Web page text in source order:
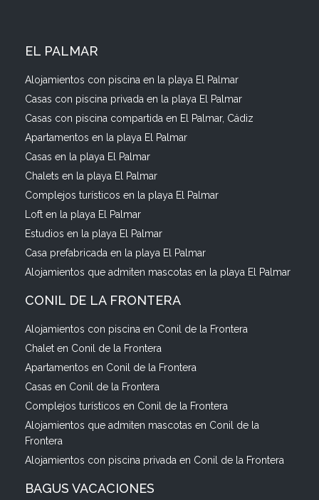
EL PALMAR
Alojamientos con piscina en la playa El Palmar
Casas con piscina privada en la playa El Palmar
Casas con piscina compartida en El Palmar, Cádiz
Apartamentos en la playa El Palmar
Casas en la playa El Palmar
Chalets en la playa El Palmar
Complejos turísticos en la playa El Palmar
Loft en la playa El Palmar
Estudios en la playa El Palmar
Casa prefabricada en la playa El Palmar
Alojamientos que admiten mascotas en la playa El Palmar
CONIL DE LA FRONTERA
Alojamientos con piscina en Conil de la Frontera
Chalet en Conil de la Frontera
Apartamentos en Conil de la Frontera
Casas en Conil de la Frontera
Complejos turísticos en Conil de la Frontera
Alojamientos que admiten mascotas en Conil de la
Frontera
Alojamientos con piscina privada en Conil de la Frontera
BAGUS VACACIONES